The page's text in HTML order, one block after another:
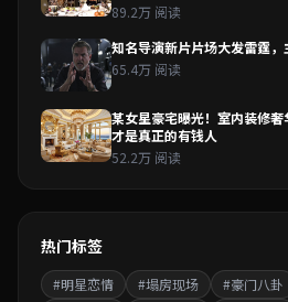
89.2万 阅读
知名导演新片片场大发雷霆，
65.4万 阅读
某女星豪宅曝光！室内装修
才是真正的有钱人
52.2万 阅读
热门标签
#明星恋情 #塌房现场 #豪门八卦